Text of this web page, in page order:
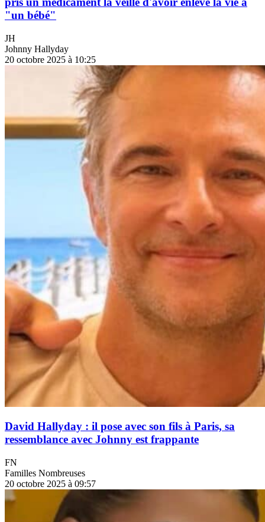
"un bébé"
JH
Johnny Hallyday
20 octobre 2025 à 10:25
David Hallyday : il pose avec son fils à Paris, sa
ressemblance avec Johnny est frappante
FN
Familles Nombreuses
20 octobre 2025 à 09:57